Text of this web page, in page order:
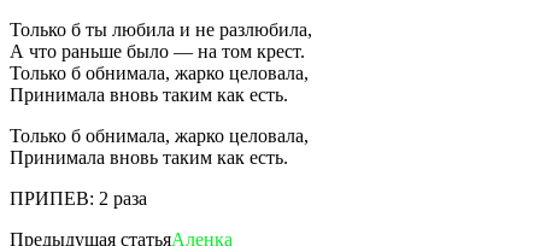
Только б ты любила и не разлюбила,
А что раньше было — на том крест.
Только б обнимала, жарко целовала,
Принимала вновь таким как есть.
Только б обнимала, жарко целовала,
Принимала вновь таким как есть.
ПРИПЕВ: 2 раза
Предыдущая статьяАленка